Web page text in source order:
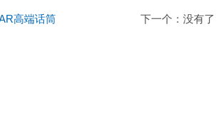
高端话筒 下一个：没有了